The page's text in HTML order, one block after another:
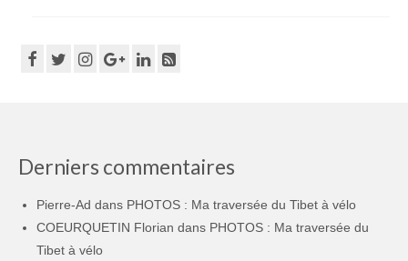
Derniers commentaires
Pierre-Ad dans PHOTOS : Ma traversée du Tibet à vélo
COEURQUETIN Florian dans PHOTOS : Ma traversée du
Tibet à vélo